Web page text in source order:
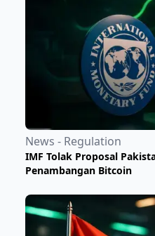
News - Regulation
IMF Tolak Proposal
Penambangan Bitcoin